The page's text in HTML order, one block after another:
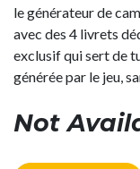
le générateur de
avec des 4 livrets
exclusif qui sert de
générée par le jeu,
Not